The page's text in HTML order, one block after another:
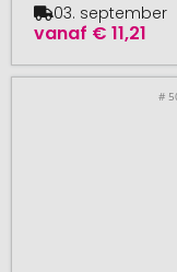
vanaf € 11,21
03. september
#